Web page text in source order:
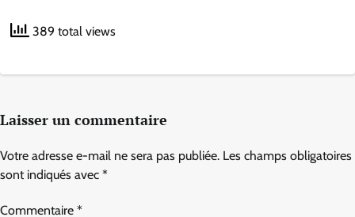
389 total views
Laisser un commentaire
Votre adresse e-mail ne sera pas publiée. Les champs obligatoires
sont indiqués avec *
Commentaire *